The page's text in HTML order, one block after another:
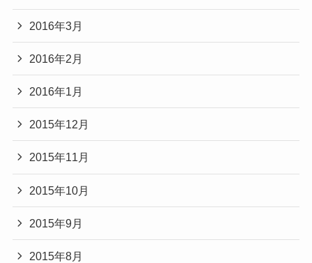
2016年3月
2016年2月
2016年1月
2015年12月
2015年11月
2015年10月
2015年9月
2015年8月